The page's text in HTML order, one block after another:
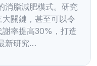
消脂減肥模式。研究
關鍵，甚至可以令
率提高30%，打造
新研究…